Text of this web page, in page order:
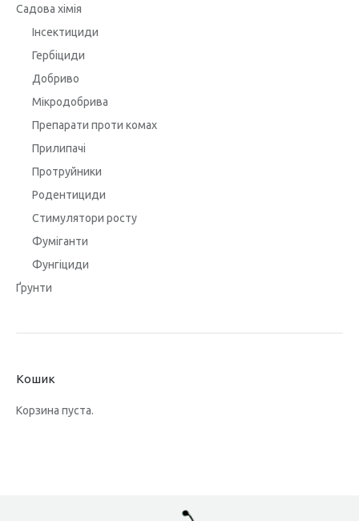
Садова хімія
Інсектициди
Гербіциди
Добриво
Мікродобрива
Препарати проти комах
Прилипачі
Протруйники
Родентициди
Стимулятори росту
Фуміганти
Фунгіциди
Ґрунти
Кошик
Корзина пуста.